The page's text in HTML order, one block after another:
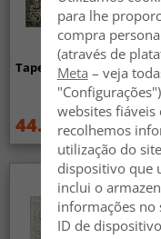
Tapete Wilton - Taknis
44.99 € 59.99 €
para lhe
compra
(através de
Meta – veja
websites fiáveis
recolhemos
utilização do
dispositivo que
inclui o
informações no
ID de